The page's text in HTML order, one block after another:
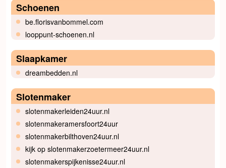
Schoenen
be.florisvanbommel.com
looppunt-schoenen.nl
Slaapkamer
dreambedden.nl
Slotenmaker
slotenmakerleiden24uur.nl
slotenmakeramersfoort24uur
slotenmakerbilthoven24uur.nl
kijk op slotenmakerzoetermeer24uur.nl
slotenmakerspijkenisse24uur.nl